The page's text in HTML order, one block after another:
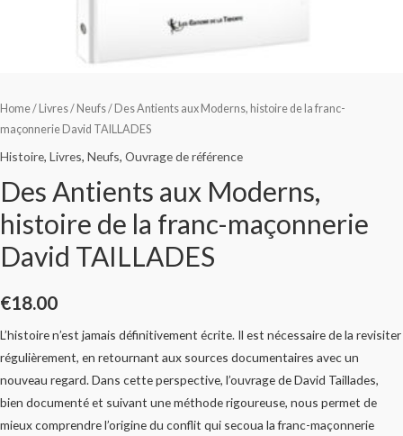
Home/ Livres/ Neufs/ Des Antients aux Moderns, histoire de la franc-
maçonnerie David TAILLADES
Histoire, Livres, Neufs, Ouvrage de référence
Des Antients aux Moderns,
histoire de la franc-maçonnerie
David TAILLADES
€18.00
L’histoire n’est jamais définitivement écrite. Il est nécessaire de la revisiter
régulièrement, en retournant aux sources documentaires avec un
nouveau regard. Dans cette perspective, l’ouvrage de David Taillades,
bien documenté et suivant une méthode rigoureuse, nous permet de
mieux comprendre l’origine du conflit qui secoua la franc-maçonnerie